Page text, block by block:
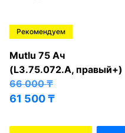
Рекомендуем
Mutlu 75 Ач
(L3.75.072.A, правый+)
66 000₸
61 500₸